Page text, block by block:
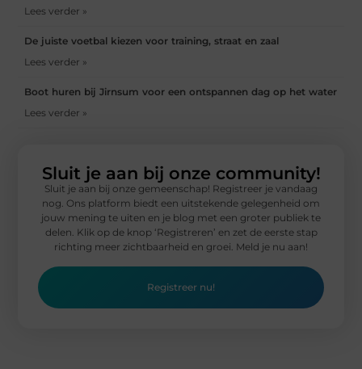
Lees verder »
De juiste voetbal kiezen voor training, straat en zaal
Lees verder »
Boot huren bij Jirnsum voor een ontspannen dag op het water
Lees verder »
Sluit je aan bij onze community!
Sluit je aan bij onze gemeenschap! Registreer je vandaag
nog. Ons platform biedt een uitstekende gelegenheid om
jouw mening te uiten en je blog met een groter publiek te
delen. Klik op de knop ‘Registreren’ en zet de eerste stap
richting meer zichtbaarheid en groei. Meld je nu aan!
Registreer nu!